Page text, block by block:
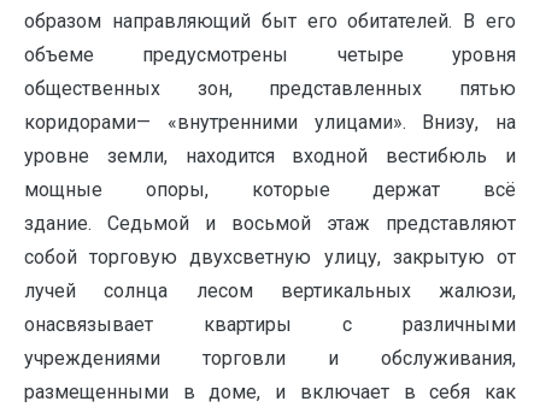
образом направляющий быт его обитателей. В его
объеме предусмотрены четыре уровня
общественных зон, представленных пятью
коридорами— «внутренними улицами». Внизу, на
уровне земли, находится входной вестибюль и
мощные опоры, которые держат всё
здание. Седьмой и восьмой этаж представляют
собой торговую двухсветную улицу, закрытую от
лучей солнца лесом вертикальных жалюзи,
онасвязывает квартиры с различными
учреждениями торговли и обслуживания,
размещенными в доме, и включает в себя как